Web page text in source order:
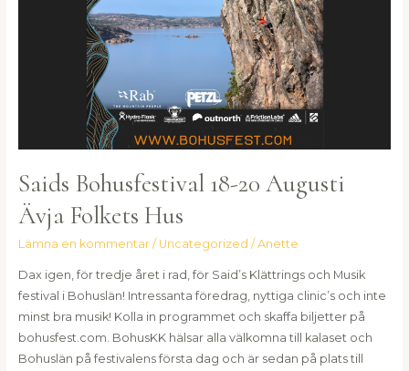
Saids Bohusfestival 18-20 Augusti
Ävja Folkets Hus
Lämna en kommentar / Uncategorized / Anette
Dax igen, för tredje året i rad, för Said’s Klättrings och Musik
festival i Bohuslän! Intressanta föredrag, nyttiga clinic’s och inte
minst bra musik! Kolla in programmet och skaffa biljetter på
bohusfest.com. BohusKK hälsar alla välkomna till kalaset och
Bohuslän på festivalens första dag och är sedan på plats till